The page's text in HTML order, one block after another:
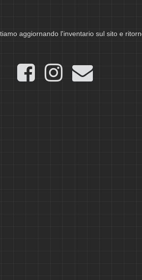
aggiornando l'inventario sul sito e